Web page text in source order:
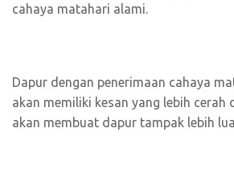
cahaya matahari alami.
Dapur dengan penerimaan cahaya
akan memiliki kesan yang lebih cerah
akan membuat dapur tampak lebih